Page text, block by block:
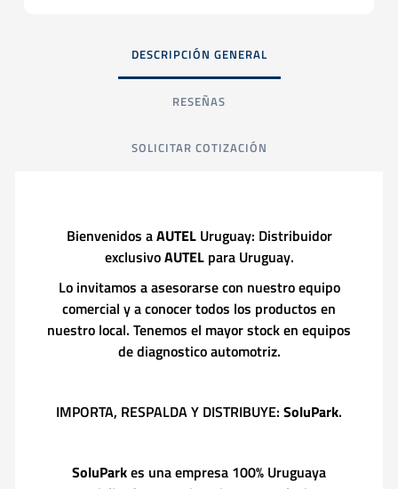
DESCRIPCIÓN GENERAL
RESEÑAS
SOLICITAR COTIZACIÓN
Bienvenidos aAUTELUruguay: Distribuidor
exclusivoAUTELpara Uruguay.
Lo invitamos a asesorarse con nuestro equipo
comercial y a conocer todos los productos en
nuestro local. Tenemos el mayor stock en equipos
de diagnostico automotriz.
IMPORTA, RESPALDA Y DISTRIBUYE: SoluPark.
SoluParkes una empresa 100% Uruguaya